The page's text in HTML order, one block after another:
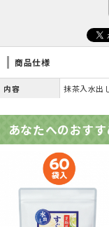
商品仕様
内容 抹茶入水出
あなたへのおすす